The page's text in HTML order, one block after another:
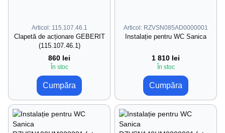
Articol: 115.107.46.1
Clapetă de acționare GEBERIT
(115.107.46.1)
860 lei
În stoc
Cumpăra
Articol: RZVSN085AD0000001
Instalație pentru WC Sanica
1 810 lei
În stoc
Cumpăra